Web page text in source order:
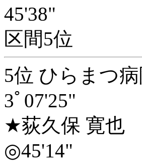
45'38"
区間5位
5位 ひらまつ
3ﾟ07'25"
★荻久保 寛也
◎45'14"